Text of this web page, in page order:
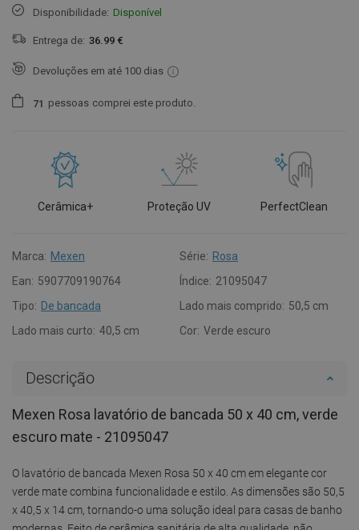
Disponibilidade: Disponível
Entrega de: 36.99 €
Devoluções em até 100 dias
71 pessoas comprei este produto.
Cerâmica+ Proteção UV PerfectClean
Marca: Mexen Série: Rosa
Ean: 5907709190764 Índice: 21095047
Tipo: De bancada Lado mais comprido: 50,5 cm
Lado mais curto: 40,5 cm Cor: Verde escuro
Descrição
Mexen Rosa lavatório de bancada 50 x 40 cm, verde
escuro mate - 21095047
O lavatório de bancada Mexen Rosa 50 x 40 cm em elegante cor
verde mate combina funcionalidade e estilo. As dimensões são 50,5
x 40,5 x 14 cm, tornando-o uma solução ideal para casas de banho